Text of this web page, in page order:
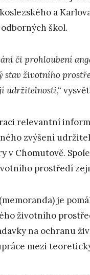
a
škol.
či prohloubení
stav životního
udržitelnosti,“
relevantní
zvýšení
v Chomutově.
prostředí
je
životního
na ochranu
mezi